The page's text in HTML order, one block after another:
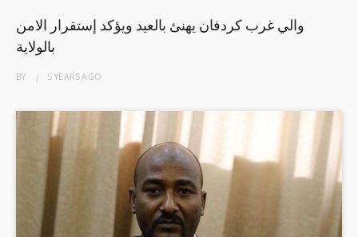
والي غرب كردفان يهنئ بالعيد ويؤكد إستقرار الامن
بالولاية
BY 5 YEARSAGO